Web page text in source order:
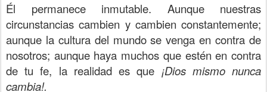
Él permanece inmutable. Aunque nuestras
circunstancias cambien y cambien constantemente;
aunque la cultura del mundo se venga en contra de
nosotros; aunque haya muchos que estén en contra
de tu fe, la realidad es que ¡Dios mismo nunca
cambia!.